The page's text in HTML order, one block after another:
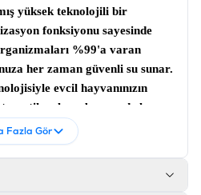
yüksek teknolojili bir
fonksiyonu sayesinde
%99'a varan
her zaman güvenli su sunar.
evcil hayvanınızın
çalışır; bu sayede hem
de enerji tasarrufu sağlar.
su pompası sistemi ile kablo
kokuları sudan arındırır.
Fazla Gör